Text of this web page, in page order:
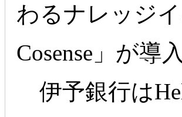
わるナレッジ
Cosense」が導
伊予銀行は